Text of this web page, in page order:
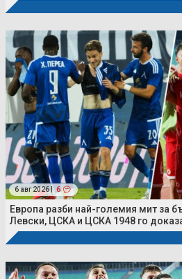
6 авг 2026 | 6
Европа разби най-големия мит за
Левски, ЦСКА и ЦСКА 1948 го